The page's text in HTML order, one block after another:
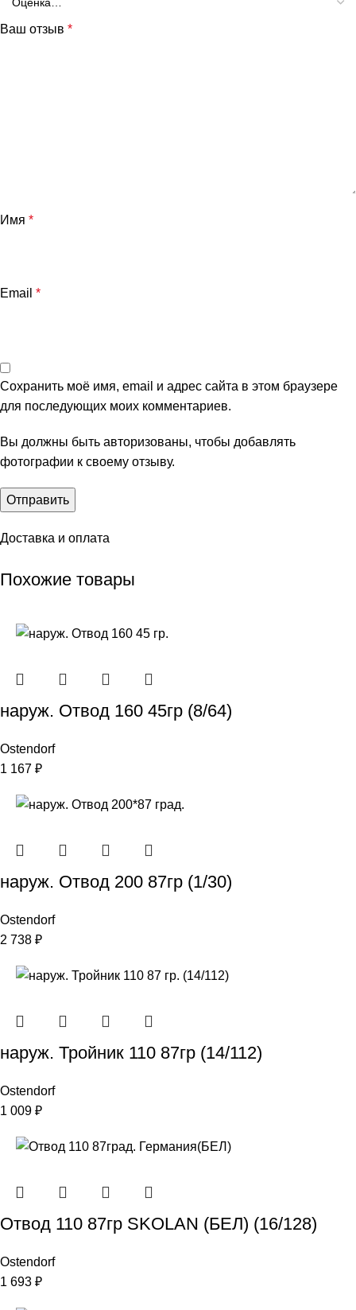
Ваш отзыв *
Имя *
Email *
Сохранить моё имя, email и адрес сайта в этом браузере
для последующих моих комментариев.
Вы должны быть авторизованы, чтобы добавлять
фотографии к своему отзыву.
Доставка и оплата
Похожие товары
наруж. Отвод 160 45гр (8/64)
Ostendorf
1 167 ₽
наруж. Отвод 200 87гр (1/30)
Ostendorf
2 738 ₽
наруж. Тройник 110 87гр (14/112)
Ostendorf
1 009 ₽
Отвод 110 87гр SKOLAN (БЕЛ) (16/128)
Ostendorf
1 693 ₽